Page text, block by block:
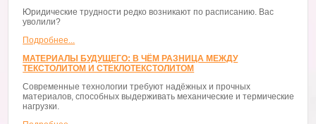
Юридические трудности редко возникают по расписанию. Вас
уволили?
Подробнее...
МАТЕРИАЛЫ БУДУЩЕГО: В ЧЁМ РАЗНИЦА МЕЖДУ
ТЕКСТОЛИТОМ И СТЕКЛОТЕКСТОЛИТОМ
Современные технологии требуют надёжных и прочных
материалов, способных выдерживать механические и термические
нагрузки.